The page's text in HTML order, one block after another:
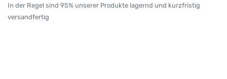
In der Regel sind 95% unserer Produkte lagernd und kurzfristig
versandfertig